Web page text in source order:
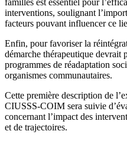
familles est essentiel pour
interventions, soulignant
facteurs pouvant influencer ce
Enfin, pour favoriser la
démarche thérapeutique devrait
programmes de réadaptation
organismes communautaires.
Cette première description de
CIUSSS-COIM sera suivie
concernant l’impact des
et de trajectoires.